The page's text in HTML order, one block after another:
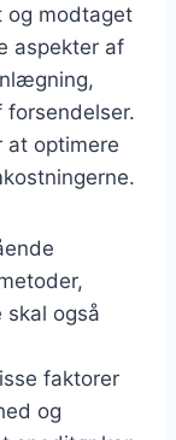
og modtaget
aspekter af
forsendelser.
at optimere
også
faktorer
og